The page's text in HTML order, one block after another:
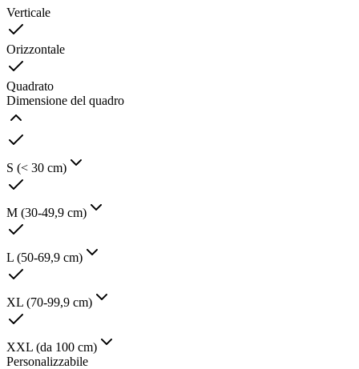
Verticale
Orizzontale
Quadrato
Dimensione del quadro
S (< 30 cm)
M (30-49,9 cm)
L (50-69,9 cm)
XL (70-99,9 cm)
XXL (da 100 cm)
Personalizzabile